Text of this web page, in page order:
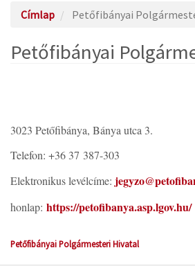
Címlap Petőfibányai
Petőfibányai
3023 Petőfibánya, Bánya utca 3.
Telefon: +36 37 387-303
Elektronikus levélcíme:
honlap: https://petofibanya.asp.lgov.hu/
Petőfibányai Polgármesteri Hivatal